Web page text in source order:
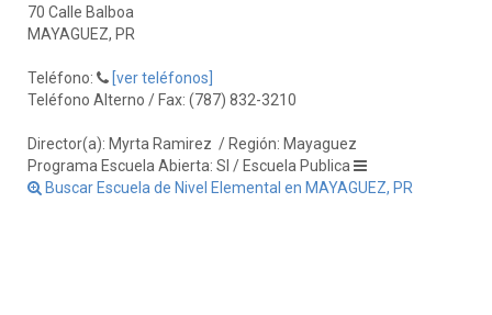
70 Calle Balboa
MAYAGUEZ, PR
Teléfono:
[ver teléfonos]
Teléfono Alterno / Fax: (787) 832-3210
Director(a): Myrta Ramirez / Región: Mayaguez
Programa Escuela Abierta: SI / Escuela Publica
Buscar Escuela de Nivel Elemental en MAYAGUEZ, PR